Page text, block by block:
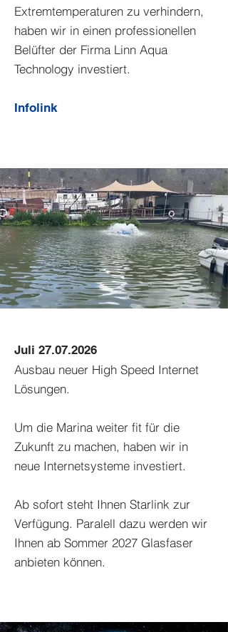
Extremtemperaturen zu verhindern,
haben wir in einen professionellen
Belüfter der Firma Linn Aqua
Technology investiert.
Infolink
Juli 27.07.2026
Ausbau neuer High Speed Internet
Lösungen.
Um die Marina weiter fit für die
Zukunft zu machen, haben wir in
neue Internetsysteme investiert.
Ab sofort steht Ihnen Starlink zur
Verfügung. Paralell dazu werden wir
Ihnen ab Sommer 2027 Glasfaser
anbieten können.